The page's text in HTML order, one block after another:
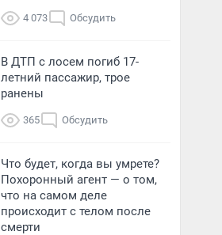
4 073 Обсудить
В ДТП с лосем погиб 17-
летний пассажир, трое
ранены
365 Обсудить
Что будет, когда вы умрете?
Похоронный агент — о том,
что на самом деле
происходит с телом после
смерти